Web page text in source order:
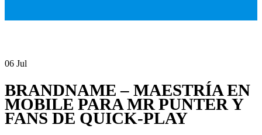
06 Jul
BRANDNAME – MAESTRÍA EN
MOBILE PARA MR PUNTER Y
FANS DE QUICK‑PLAY